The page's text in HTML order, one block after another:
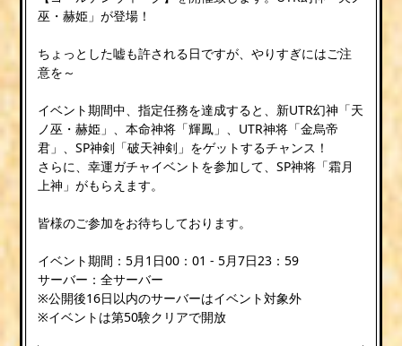
巫・赫姫」が登場！
ちょっとした嘘も許される日ですが、やりすぎにはご注
意を～
イベント期間中、指定任務を達成すると、新UTR幻神「天
ノ巫・赫姫」、本命神将「輝鳳」、UTR神将「金烏帝
君」、SP神剣「破天神剣」をゲットするチャンス！
さらに、幸運ガチャイベントを参加して、SP神将「霜月
上神」がもらえます。
皆様のご参加をお待ちしております。
イベント期間：5月1日00：01 - 5月7日23：59
サーバー：全サーバー
※公開後16日以内のサーバーはイベント対象外
※イベントは第50験クリアで開放